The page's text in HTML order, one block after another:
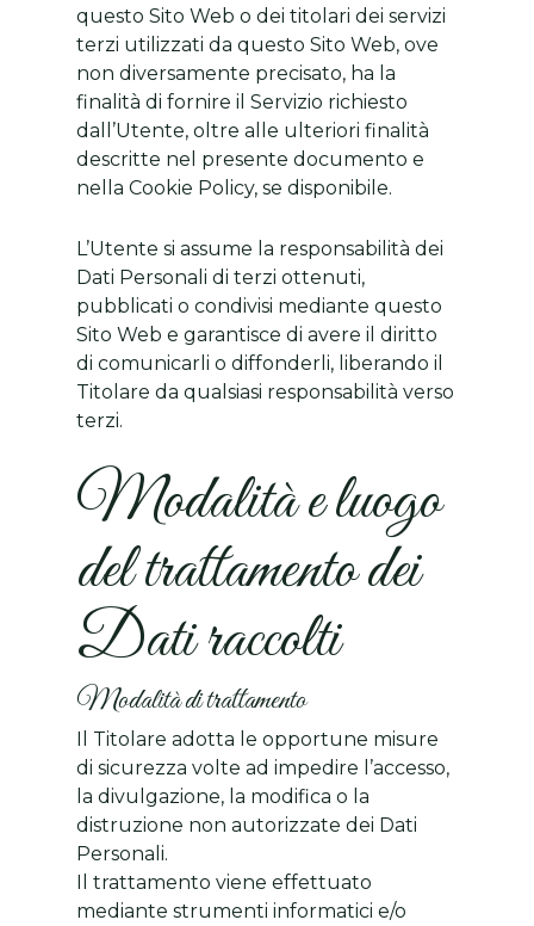
questo Sito Web o dei titolari dei servizi
terzi utilizzati da questo Sito Web, ove
non diversamente precisato, ha la
finalità di fornire il Servizio richiesto
dall’Utente, oltre alle ulteriori finalità
descritte nel presente documento e
nella Cookie Policy, se disponibile.
L’Utente si assume la responsabilità dei
Dati Personali di terzi ottenuti,
pubblicati o condivisi mediante questo
Sito Web e garantisce di avere il diritto
di comunicarli o diffonderli, liberando il
Titolare da qualsiasi responsabilità verso
terzi.
Modalità e luogo
del trattamento dei
Dati raccolti
Modalità di trattamento
Il Titolare adotta le opportune misure
di sicurezza volte ad impedire l’accesso,
la divulgazione, la modifica o la
distruzione non autorizzate dei Dati
Personali.
Il trattamento viene effettuato
mediante strumenti informatici e/o